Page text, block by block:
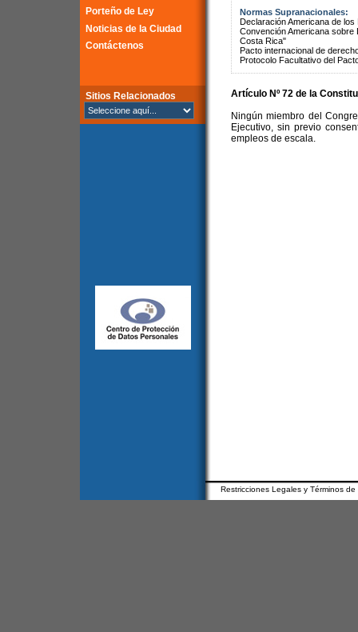
Porteño de Ley
Noticias de la Ciudad
Contáctenos
Sitios Relacionados
Normas Supranacionales:
Declaración Americana de
Convención Americana
Costa Rica"
Pacto internacional de
Protocolo Facultativo del
Artículo Nº 72 de la
Ningún miembro del
Ejecutivo, sin previo
empleos de escala.
Restricciones Legales y Términos de